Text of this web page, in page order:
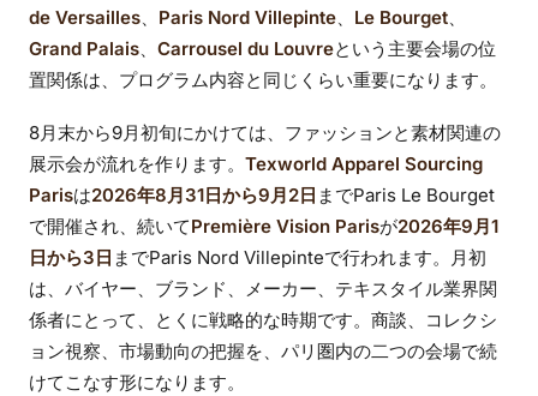
de Versailles、 Paris Nord Villepinte、 Le Bourget、
Grand Palais、 Carrousel du Louvreという主要会場の位
置関係は、プログラム内容と同じくらい重要になります。
8月末から9月初旬にかけては、ファッションと素材関連の
展示会が流れを作ります。 Texworld Apparel Sourcing
Parisは2026年8月31日から9月2日 までParis Le Bourget
で開催され、続いてPremière Vision Parisが2026年9月1
日から3日 までParis Nord Villepinteで行われます。月初
は、バイヤー、ブランド、メーカー、テキスタイル業界関
係者にとって、とくに戦略的な時期です。商談、コレクシ
ョン視察、市場動向の把握を、パリ圏内の二つの会場で続
けてこなす形になります。